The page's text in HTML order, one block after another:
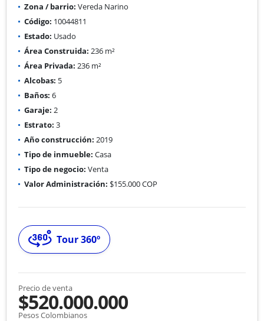
Zona / barrio: Vereda Narino
Código: 10044811
Estado: Usado
Área Construida: 236 m²
Área Privada: 236 m²
Alcobas: 5
Baños: 6
Garaje: 2
Estrato: 3
Año construcción: 2019
Tipo de inmueble: Casa
Tipo de negocio: Venta
Valor Administración: $155.000 COP
Tour 360º
Precio de venta
$520.000.000
Pesos Colombianos